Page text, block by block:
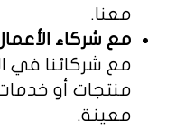
معنا.
مع شركاء
مع شركائنا في
منتجات أو
معينة.